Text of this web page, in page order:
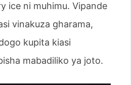
ice ni muhimu. Vipande
vinakuza gharama,
kupita kiasi
mabadiliko ya joto.